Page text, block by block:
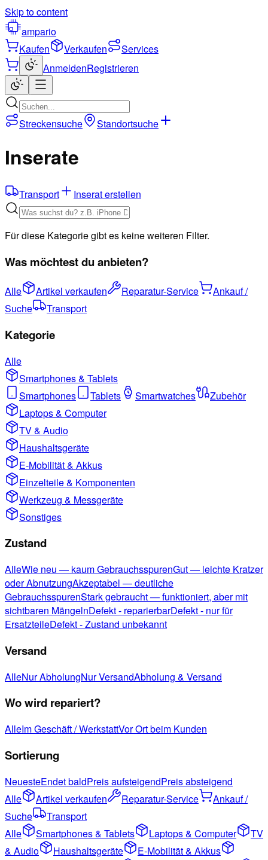
Skip to content
ampario
Kaufen
Verkaufen
Services
AnmeldenRegistrieren
Streckensuche Standortsuche
Inserate
Transport Inserat erstellen
Für diese Kategorie gibt es keine weiteren Filter.
Was möchtest du anbieten?
Alle Artikel verkaufen Reparatur-Service
Ankauf /
Suche
Transport
Kategorie
Alle
Smartphones & Tablets
Smartphones
Tablets Smartwatches
Zubehör
Laptops & Computer
TV & Audio
Haushaltsgeräte
E-Mobilität & Akkus
Einzelteile & Komponenten
Werkzeug & Messgeräte
Sonstiges
Zustand
AlleWie neu — kaum GebrauchsspurenGut — leichte Kratzer
oder AbnutzungAkzeptabel — deutliche
GebrauchsspurenStark gebraucht — funktioniert, aber mit
sichtbaren MängelnDefekt - reparierbarDefekt - nur für
ErsatzteileDefekt - Zustand unbekannt
Versand
AlleNur AbholungNur VersandAbholung & Versand
Wo wird repariert?
AlleIm Geschäft / WerkstattVor Ort beim Kunden
Sortierung
NeuesteEndet baldPreis aufsteigendPreis absteigend
Alle
Artikel verkaufen Reparatur-Service
Ankauf /
Suche
Transport
Alle
Smartphones & Tablets Laptops & Computer
TV
& Audio
Haushaltsgeräte
E-Mobilität & Akkus